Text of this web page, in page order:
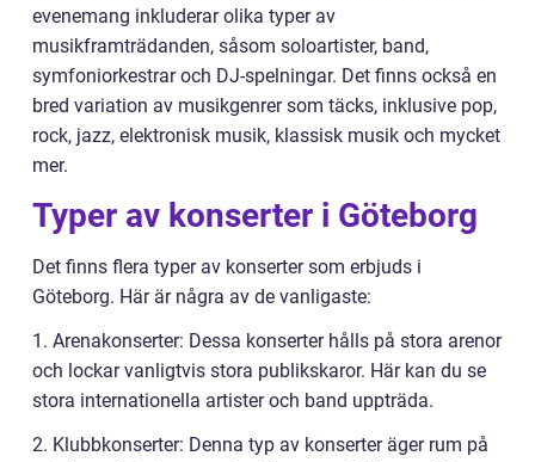
evenemang inkluderar olika typer av
musikframträdanden, såsom soloartister, band,
symfoniorkestrar och DJ-spelningar. Det finns också en
bred variation av musikgenrer som täcks, inklusive pop,
rock, jazz, elektronisk musik, klassisk musik och mycket
mer.
Typer av konserter i Göteborg
Det finns flera typer av konserter som erbjuds i
Göteborg. Här är några av de vanligaste:
1. Arenakonserter: Dessa konserter hålls på stora arenor
och lockar vanligtvis stora publikskaror. Här kan du se
stora internationella artister och band uppträda.
2. Klubbkonserter: Denna typ av konserter äger rum på